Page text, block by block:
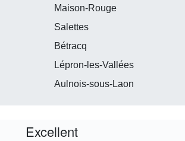
Maison-Rouge
Salettes
Bétracq
Lépron-les-Vallées
Aulnois-sous-Laon
Excellent